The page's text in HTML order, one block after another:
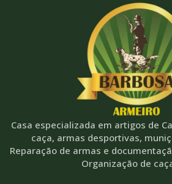
Casa especializada em artigos de
caça, armas desportivas,
Reparação de armas e
Organização de